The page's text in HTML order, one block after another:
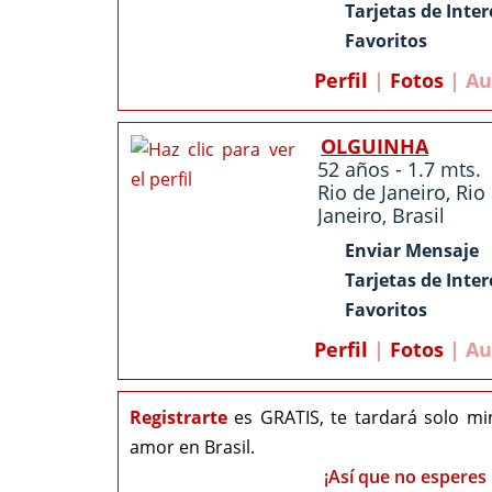
Tarjetas de
Favoritos
Perfil | Fotos |
OLGUINHA
52 años - 1.7 mts.
Rio de Janeiro, Rio
Janeiro, Brasil
Enviar Mensaje
Tarjetas de
Favoritos
Perfil | Fotos |
Registrarte es GRATIS, te tardará solo
amor en Brasil.
¡Así que no